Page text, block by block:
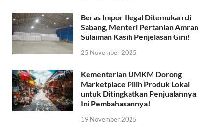
Beras Impor Ilegal Ditemukan di
Sabang, Menteri Pertanian Amran
Sulaiman Kasih Penjelasan Gini!
25 November 2025
Kementerian UMKM Dorong
Marketplace Pilih Produk Lokal
untuk Ditingkatkan Penjualannya,
Ini Pembahasannya!
19 November 2025